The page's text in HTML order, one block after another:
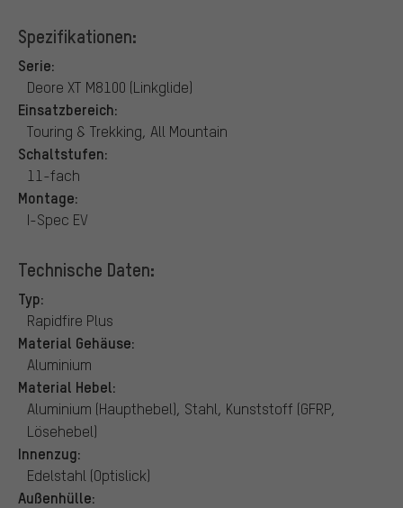
Spezifikationen:
Serie:
Deore XT M8100 (Linkglide)
Einsatzbereich:
Touring & Trekking, All Mountain
Schaltstufen:
11-fach
Montage:
I-Spec EV
Technische Daten:
Typ:
Rapidfire Plus
Material Gehäuse:
Aluminium
Material Hebel:
Aluminium (Haupthebel), Stahl, Kunststoff (GFRP,
Lösehebel)
Innenzug:
Edelstahl (Optislick)
Außenhülle: